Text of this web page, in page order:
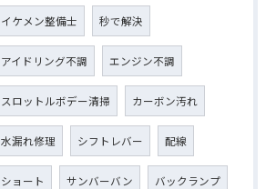
イケメン整備士 秒で解決
アイドリング不調 エンジン不調
スロットルボデー清掃 カーボン汚れ
水漏れ修理 シフトレバー 配線
ショート サンバーバン バックランプ